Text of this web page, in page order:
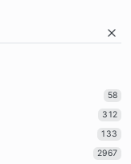
58
312
133
2967